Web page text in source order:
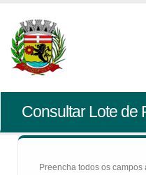
Consultar Lote de
Preencha todos os